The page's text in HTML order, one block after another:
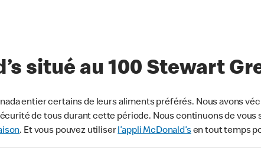
situé au 100 Stewart
entier certains de leurs aliments préférés. Nous avons
de tous durant cette période. Nous continuons de
. Et vous pouvez utiliserl’appli McDonald’sen tout temps